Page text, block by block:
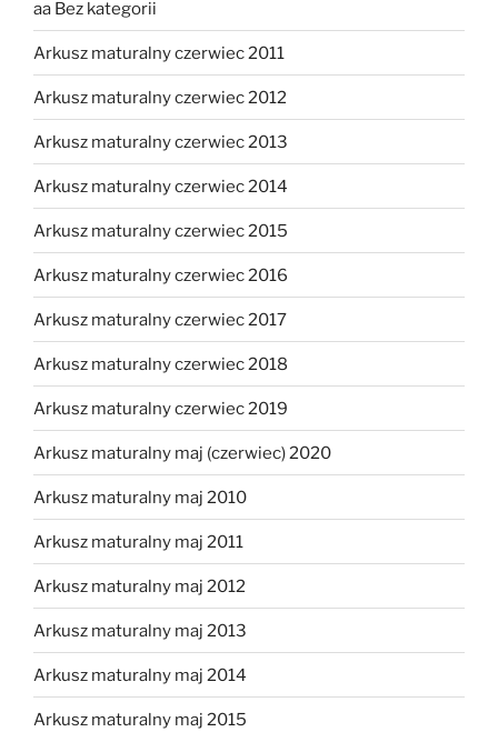
aa Bez kategorii
Arkusz maturalny czerwiec 2011
Arkusz maturalny czerwiec 2012
Arkusz maturalny czerwiec 2013
Arkusz maturalny czerwiec 2014
Arkusz maturalny czerwiec 2015
Arkusz maturalny czerwiec 2016
Arkusz maturalny czerwiec 2017
Arkusz maturalny czerwiec 2018
Arkusz maturalny czerwiec 2019
Arkusz maturalny maj (czerwiec) 2020
Arkusz maturalny maj 2010
Arkusz maturalny maj 2011
Arkusz maturalny maj 2012
Arkusz maturalny maj 2013
Arkusz maturalny maj 2014
Arkusz maturalny maj 2015